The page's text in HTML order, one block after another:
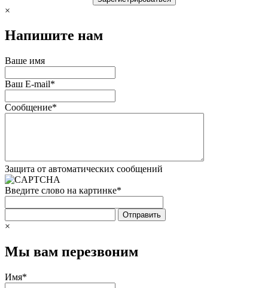
×
Напишите нам
Ваше имя
Ваш E-mail*
Сообщение*
Защита от автоматических сообщений
Введите слово на картинке*
×
Мы вам перезвоним
Имя*